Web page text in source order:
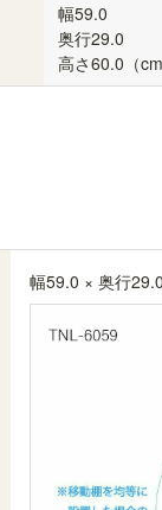
の棚受け金具を使
を調節できるように
幅59.0
奥行29.0
高さ60.0（cm
幅59.0 × 奥行